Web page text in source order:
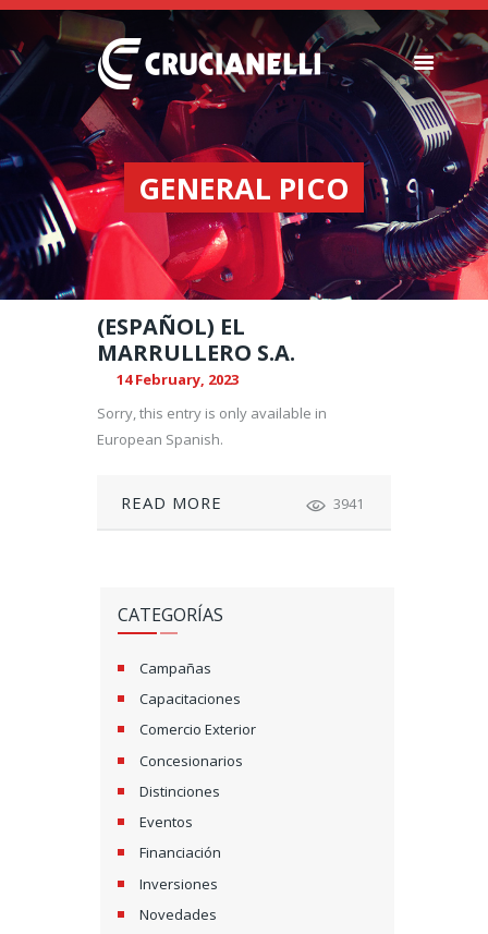
GENERAL PICO
SEEDERS
FERTILIZER
SPREADERS
ABOUT US
DEALERSHIPS
NEWS
COMPANY
CONTACT
(ESPAÑOL) EL
MARRULLERO S.A.
14 February, 2023
Sorry, this entry is only available in
European Spanish.
READ MORE 3941
CATEGORÍAS
Campañas
Capacitaciones
Comercio Exterior
Concesionarios
Distinciones
Eventos
Financiación
Inversiones
Novedades